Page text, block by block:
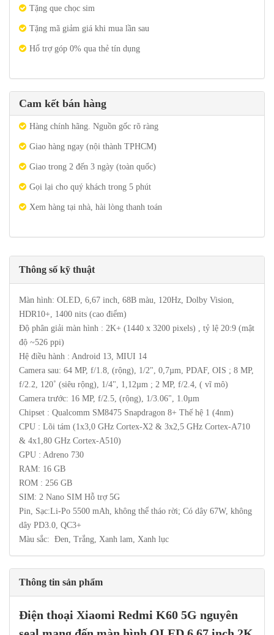
Tặng que chọc sim
Tặng mã giảm giá khi mua lần sau
Hổ trợ góp 0% qua thẻ tín dụng
Cam kết bán hàng
Hàng chính hãng. Nguồn gốc rõ ràng
Giao hàng ngay (nội thành TPHCM)
Giao trong 2 đến 3 ngày (toàn quốc)
Gọi lại cho quý khách trong 5 phút
Xem hàng tại nhà, hài lòng thanh toán
Thông số kỹ thuật
Màn hình: OLED, 6,67 inch, 68B màu, 120Hz, Dolby Vision,
HDR10+, 1400 nits (cao điểm)
Độ phân giải màn hình : 2K+ (1440 x 3200 pixels) , tỷ lệ 20:9 (mật
độ ~526 ppi)
Hệ điều hành : Android 13, MIUI 14
Camera sau: 64 MP, f/1.8, (rộng), 1/2", 0,7µm, PDAF, OIS ; 8 MP,
f/2.2, 120˚ (siêu rộng), 1/4", 1,12µm ; 2 MP, f/2.4, ( vĩ mô)
Camera trước: 16 MP, f/2.5, (rộng), 1/3.06", 1.0µm
Chipset : Qualcomm SM8475 Snapdragon 8+ Thế hệ 1 (4nm)
CPU : Lõi tám (1x3,0 GHz Cortex-X2 & 3x2,5 GHz Cortex-A710
& 4x1,80 GHz Cortex-A510)
GPU : Adreno 730
RAM: 16 GB
ROM : 256 GB
SIM: 2 Nano SIM Hỗ trợ 5G
Pin, Sạc:Li-Po 5500 mAh, không thể tháo rời; Có dây 67W, không
dây PD3.0, QC3+
Màu sắc: Đen, Trắng, Xanh lam, Xanh lục
Thông tin sản phẩm
Điện thoại Xiaomi Redmi K60 5G nguyên